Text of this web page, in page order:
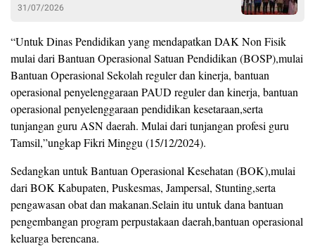
31/07/2026
“Untuk Dinas Pendidikan yang mendapatkan DAK Non Fisik
mulai dari Bantuan Operasional Satuan Pendidikan (BOSP),mulai
Bantuan Operasional Sekolah reguler dan kinerja, bantuan
operasional penyelenggaraan PAUD reguler dan kinerja, bantuan
operasional penyelenggaraan pendidikan kesetaraan,serta
tunjangan guru ASN daerah. Mulai dari tunjangan profesi guru
Tamsil,”ungkap Fikri Minggu (15/12/2024).
Sedangkan untuk Bantuan Operasional Kesehatan (BOK),mulai
dari BOK Kabupaten, Puskesmas, Jampersal, Stunting,serta
pengawasan obat dan makanan.Selain itu untuk dana bantuan
pengembangan program perpustakaan daerah,bantuan operasional
keluarga berencana.